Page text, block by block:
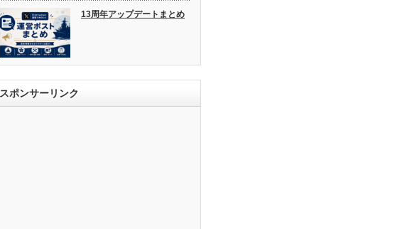
13周年アップデートまとめ
スポンサーリンク